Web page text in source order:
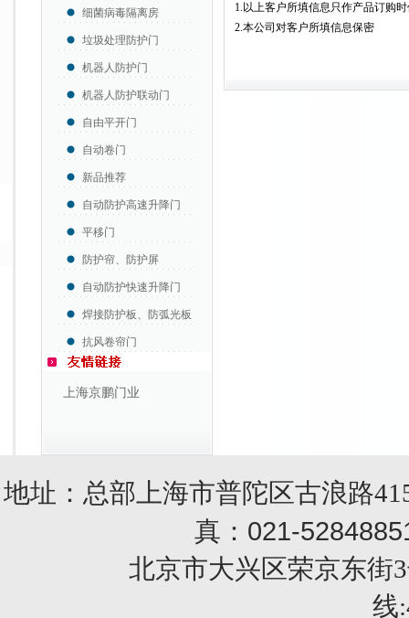
细菌病毒隔离房
垃圾处理防护门
机器人防护门
机器人防护联动门
自由平开门
自动卷门
新品推荐
自动防护高速升降门
平移门
防护帘、防护屏
自动防护快速升降门
焊接防护板、防弧光板
抗风卷帘门
上海京鹏门业
1.以上客户所填信息只作产品订购
2.本公司对客户所填信息保密
地址：总部上海市普陀区古浪路
真： 021-
北京市大兴区荣京东街3
线